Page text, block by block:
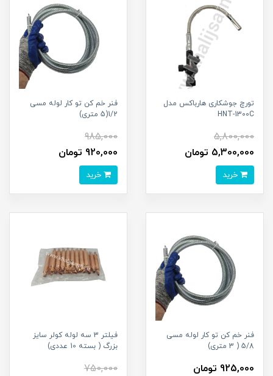
تورچ جوشکاری هارباکس مدل
HNT-1300C
5,800,000
5,300,000 تومان
فنر خم کن تو کار لوله مسی
1/2(5 متری)
985,000
920,000 تومان
فنر خم کن تو کار لوله مسی
5/8 ( 3 متری)
925,000 تومان
فیلتر 3 سه لوله کولر سایز
بزرگ ( بسته 10 عددی)
750,000